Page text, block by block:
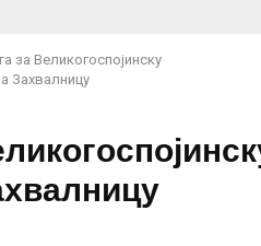
за Великогоспојинску
Захвалницу